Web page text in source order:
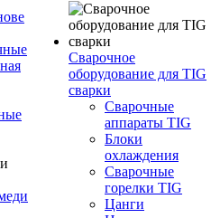
Сварочное
оборудование для TIG
сварки
Сварочные
аппараты TIG
Блоки
охлаждения
Сварочные
горелки TIG
Цанги